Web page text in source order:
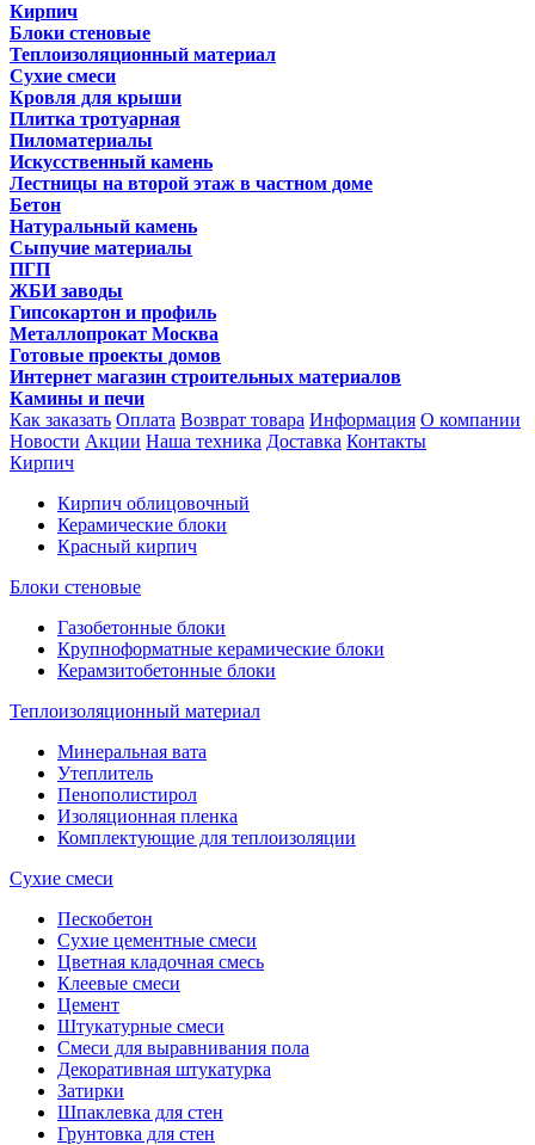
Кирпич
Блоки стеновые
Теплоизоляционный материал
Сухие смеси
Кровля для крыши
Плитка тротуарная
Пиломатериалы
Искусственный камень
Лестницы на второй этаж в частном доме
Бетон
Натуральный камень
Сыпучие материалы
ПГП
ЖБИ заводы
Гипсокартон и профиль
Металлопрокат Москва
Готовые проекты домов
Интернет магазин строительных материалов
Камины и печи
Как заказать Оплата Возврат товара Информация О компании
Новости Акции Наша техника Доставка Контакты
Кирпич
Кирпич облицовочный
Керамические блоки
Красный кирпич
Блоки стеновые
Газобетонные блоки
Крупноформатные керамические блоки
Керамзитобетонные блоки
Теплоизоляционный материал
Минеральная вата
Утеплитель
Пенополистирол
Изоляционная пленка
Комплектующие для теплоизоляции
Сухие смеси
Пескобетон
Сухие цементные смеси
Цветная кладочная смесь
Клеевые смеси
Цемент
Штукатурные смеси
Смеси для выравнивания пола
Декоративная штукатурка
Затирки
Шпаклевка для стен
Грунтовка для стен